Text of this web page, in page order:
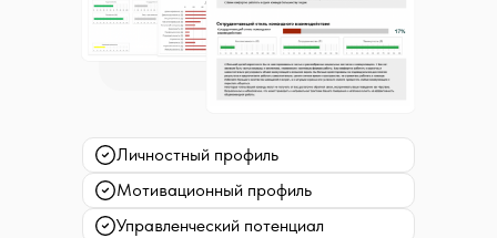
Личностный профиль
Мотивационный профиль
Управленческий потенциал